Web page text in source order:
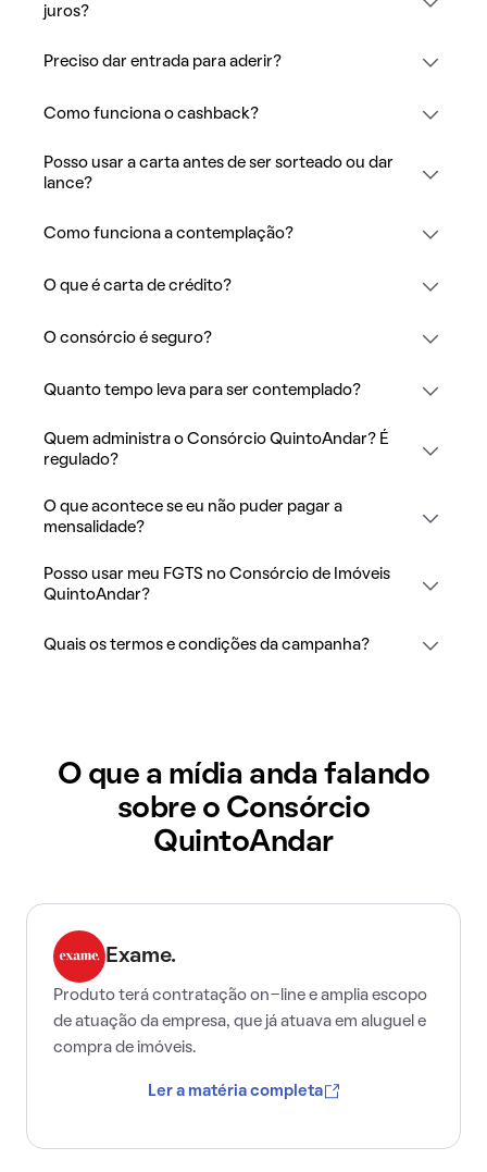
juros?
Preciso dar entrada para aderir?
Como funciona o cashback?
Posso usar a carta antes de ser sorteado ou dar
lance?
Como funciona a contemplação?
O que é carta de crédito?
O consórcio é seguro?
Quanto tempo leva para ser contemplado?
Quem administra o Consórcio QuintoAndar? É
regulado?
O que acontece se eu não puder pagar a
mensalidade?
Posso usar meu FGTS no Consórcio de Imóveis
QuintoAndar?
Quais os termos e condições da campanha?
O que a mídia anda falando
sobre o Consórcio
QuintoAndar
Exame.
Produto terá contratação on-line e amplia escopo
de atuação da empresa, que já atuava em aluguel e
compra de imóveis.
Ler a matéria completa